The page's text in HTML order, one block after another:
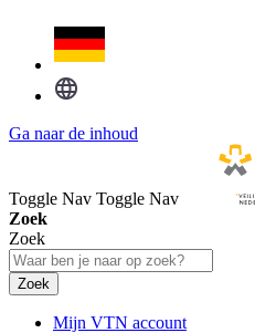
Ga naar de inhoud
Toggle Nav Toggle Nav
Zoek
Zoek
Zoek
Mijn VTN account